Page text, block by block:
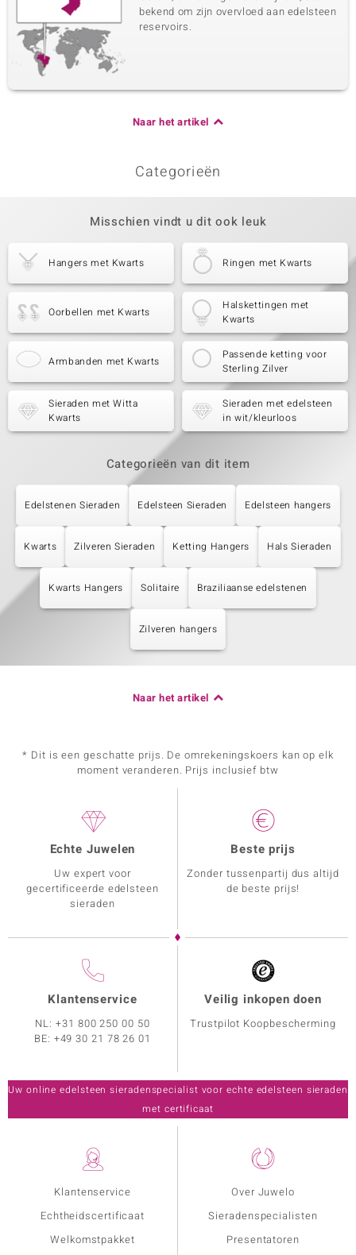
bekend om zijn overvloed aan edelsteen
reservoirs.
Naar het artikel
Categorieën
Misschien vindt u dit ook leuk
Hangers met Kwarts Ringen met Kwarts
Oorbellen met Kwarts
Halskettingen met
Kwarts
Armbanden met Kwarts
Passende ketting voor
Sterling Zilver
Sieraden met Witta
Kwarts
Sieraden met edelsteen
in wit/kleurloos
Categorieën van dit item
Edelstenen Sieraden Edelsteen Sieraden Edelsteen hangers
Kwarts Zilveren Sieraden Ketting Hangers Hals Sieraden
Kwarts Hangers Solitaire Braziliaanse edelstenen
Zilveren hangers
Naar het artikel
* Dit is een geschatte prijs. De omrekeningskoers kan op elk
moment veranderen. Prijs inclusief btw
Klantenservice
Echtheidscertificaat
Welkomstpakket
Over Juwelo
Sieradenspecialisten
Presentatoren
Echte Juwelen
Uw expert voor
gecertificeerde edelsteen
sieraden
Beste prijs
Zonder tussenpartij dus altijd
de beste prijs!
Klantenservice
NL:+31 800 250 00 50
BE: +49 30 21 78 26 01
Veilig inkopen doen
Trustpilot Koopbescherming
Uw online edelsteen sieradenspecialist voor echte edelsteen sieraden
met certificaat